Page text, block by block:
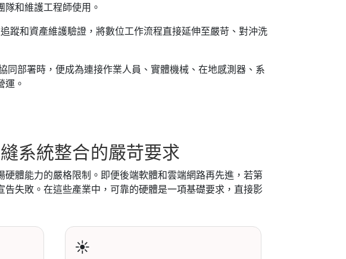
和維護工程師使用。
蹤和資產維護驗證，將數位工作流程直接延伸至嚴苛、對沖洗
同部署時，便成為連接作業人員、實體機械、在地感測器、系
運。
系統整合的嚴苛要求
體能力的嚴格限制。即便後端軟體和雲端網路再先進，若第
失敗。在這些產業中，可靠的硬體是一項基礎要求，直接影
☀️